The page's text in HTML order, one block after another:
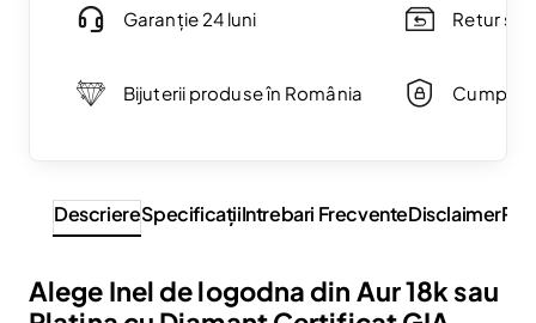
Garanție 24 luni
Bijuterii produse în România
Retur
DescriereSpecificaţiiIntrebari FrecventeDisclaimer
Alege Inel de logodna din Aur 18k sau